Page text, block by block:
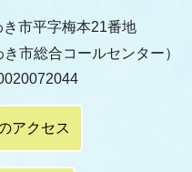
市平字梅本21番地
き市総合コールセンター）
アクセス